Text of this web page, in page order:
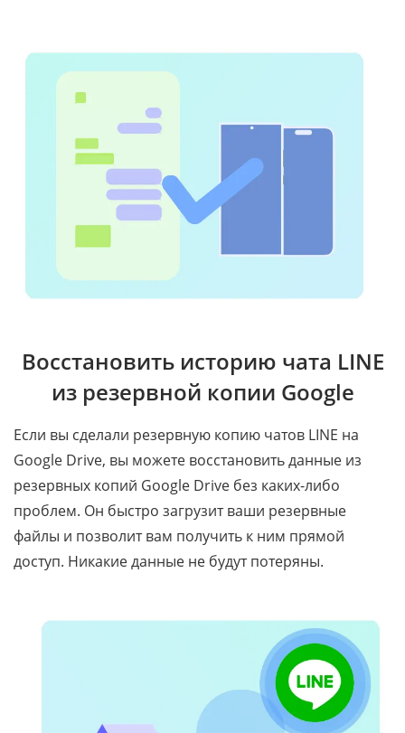
Восстановить историю чата LINE
из резервной копии Google
Если вы сделали резервную копию чатов LINE на
Google Drive, вы можете восстановить данные из
резервных копий Google Drive без каких-либо
проблем. Он быстро загрузит ваши резервные
файлы и позволит вам получить к ним прямой
доступ. Никакие данные не будут потеряны.